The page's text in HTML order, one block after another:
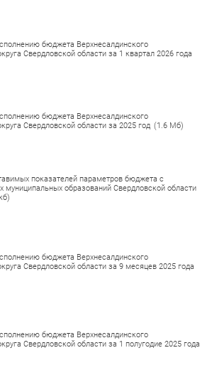
бюджета Верхнесалдинского
Свердловской области за 1 квартал 2026 года
бюджета Верхнесалдинского
Свердловской области за 2025 год (1.6 Мб)
показателей параметров бюджета с
муниципальных образований Свердловской области
бюджета Верхнесалдинского
Свердловской области за 9 месяцев 2025 года
бюджета Верхнесалдинского
Свердловской области за 1 полугодие 2025 года